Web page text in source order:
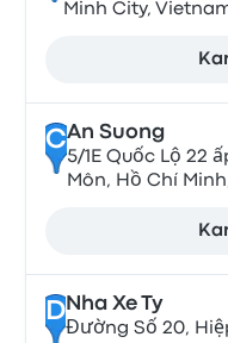
Minh City,
CAn Suong
5/1E Quốc Lộ 22
Môn, Hồ Chí
DNha Xe Ty
Đường Số 20,